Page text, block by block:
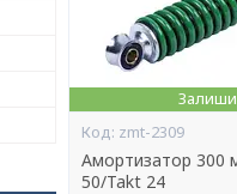
zmt-2309
Амортизатор 300
50/Takt 24